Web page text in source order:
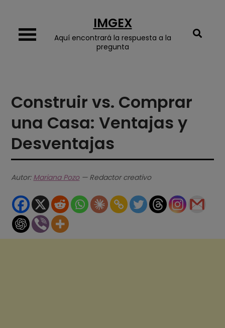
content
IMGEX
Aquí encontrará la respuesta a la
pregunta
Construir vs. Comprar
una Casa: Ventajas y
Desventajas
Autor: Mariana Pozo— Redactor creativo